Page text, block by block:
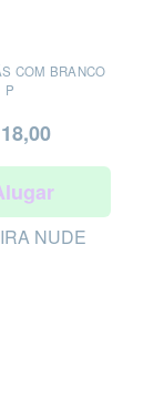
COM BRANCO
P